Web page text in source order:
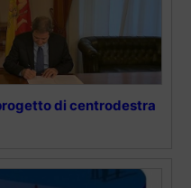
di centrodestra